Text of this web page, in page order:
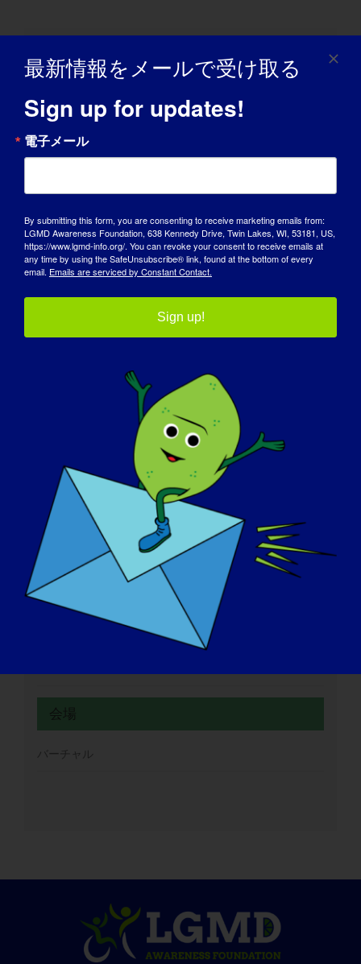
この物語を共有し、プラットフォ
ームを選ぶ！
フ
ェ
イ
ス
ブ
X
レ
ッ
ィ
LinkedInWhatsApp
タ
ン
ー
ピ
ン
ス
ル
発デーのためのライブ
Q&A
Resources for Adults with Neuromuscular
Disease
ウェブサイト
https://www.mda.org/care/community-ed/mda-
virtual-learning/2025/air-travel-policies-and-
procedures
会場
バーチャル
オーガナイザー
最新情報をメールで受け取る
Sign up for updates!
電子メール
By submitting this form, you are consenting to receive marketing emails from:
LGMD Awareness Foundation, 638 Kennedy Drive, Twin Lakes, WI, 53181, US,
https://www.lgmd-info.org/. You can revoke your consent to receive emails at
any time by using the SafeUnsubscribe® link, found at the bottom of every
email. Emails are serviced by Constant Contact.
Sign up!